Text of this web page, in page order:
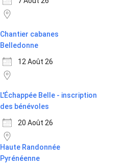
Chantier cabanes
Belledonne
12 Août 26
L'Échappée Belle - inscription
des bénévoles
20 Août 26
Haute Randonnée
Pyrénéenne